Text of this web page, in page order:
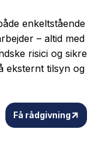
enkeltstående
– altid med
risici og sikre
eksternt tilsyn og
Få rådgivning